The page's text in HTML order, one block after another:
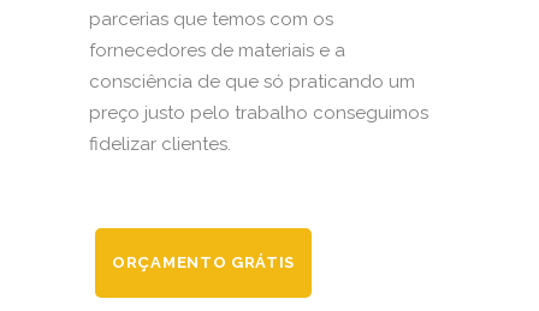
parcerias que temos com os
fornecedores de materiais e a
consciência de que só praticando um
preço justo pelo trabalho conseguimos
fidelizar clientes.
ORÇAMENTO GRÁTIS